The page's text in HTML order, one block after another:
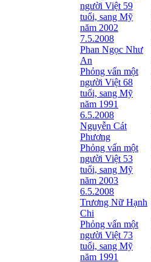
người Việt 59
tuổi, sang Mỹ
năm 2002
7.5.2008
Phan Ngọc Như
An
Phỏng vấn một
người Việt 68
tuổi, sang Mỹ
năm 1991
6.5.2008
Nguyễn Cát
Phương
Phỏng vấn một
người Việt 53
tuổi, sang Mỹ
năm 2003
6.5.2008
Trương Nữ Hạnh
Chi
Phỏng vấn một
người Việt 73
tuổi, sang Mỹ
năm 1991